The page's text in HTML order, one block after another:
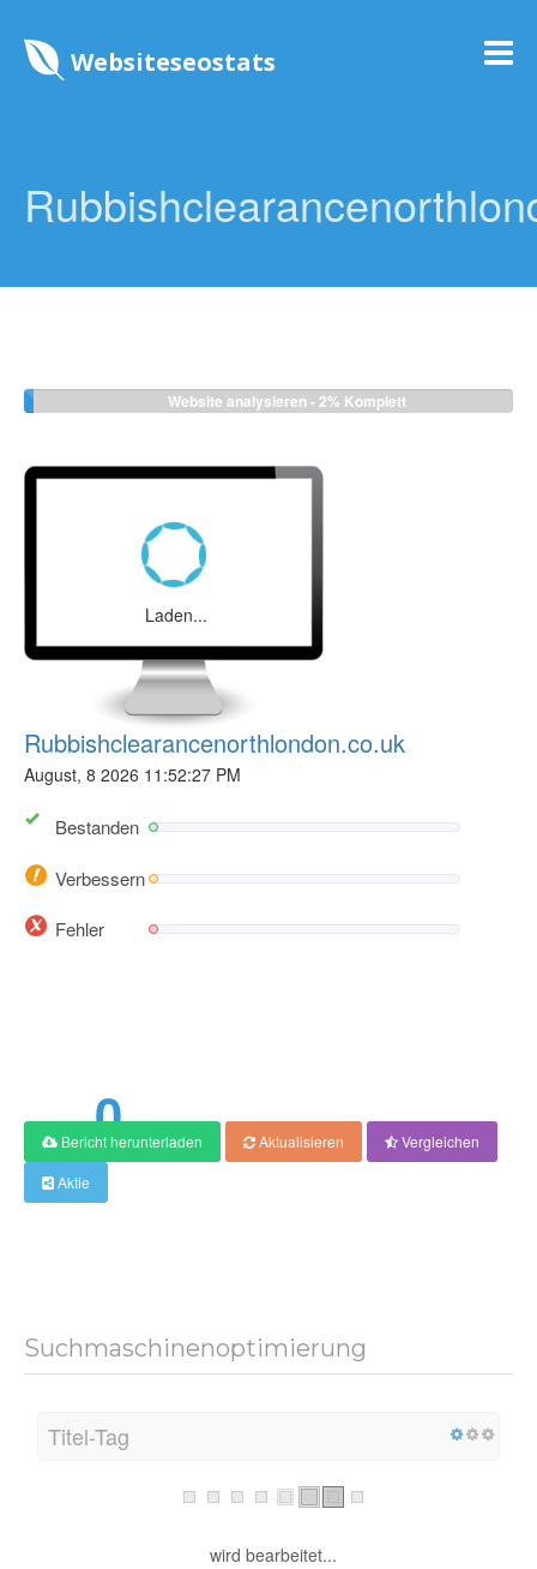
Websiteseostats
Website analysieren - 2% Komplett
Laden...
Rubbishclearancenorthlondon.co.uk
August, 8 2026 11:52:27 PM
Bestanden
Verbessern
Fehler
0
Ergebnis
Bericht herunterladen Aktualisieren
Vergleichen
Aktie
Suchmaschinenoptimierung
Titel-Tag
wird bearbeitet...